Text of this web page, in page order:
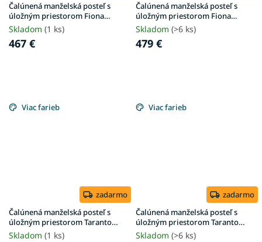
Čalúnená manželská posteľ s
úložným priestorom Fiona
160x200 - krémová
Skladom (1 ks)
467 €
Čalúnená manželská posteľ s
úložným priestorom Fiona
180x200 - krémová
Skladom (>6 ks)
479 €
Viac farieb
zadarmo
Čalúnená manželská posteľ s
úložným priestorom Taranto
160x200 - sivá
Skladom (1 ks)
Viac farieb
zadarmo
Čalúnená manželská posteľ s
úložným priestorom Taranto
180x200 - sivá
Skladom (>6 ks)